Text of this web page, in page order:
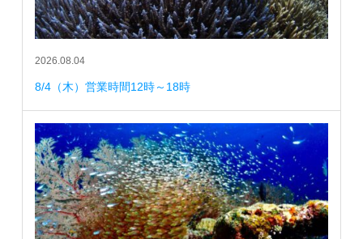
2026.08.04
8/4（木）営業時間12時～18時